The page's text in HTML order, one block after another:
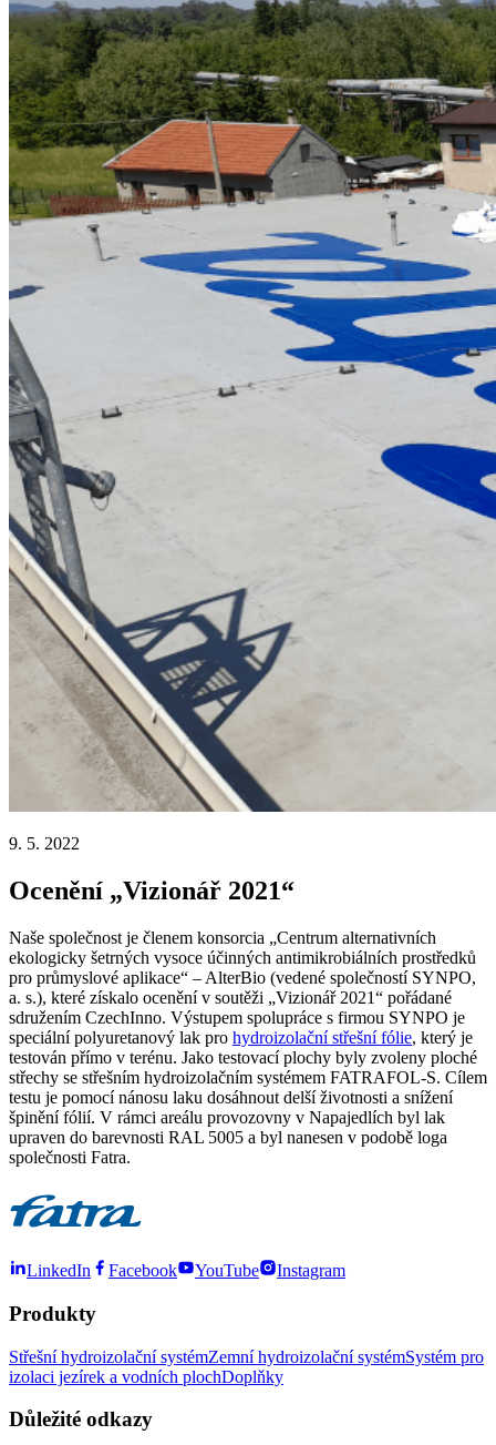
9. 5. 2022
Ocenění „Vizionář 2021“
Naše společnost je členem konsorcia „Centrum alternativních
ekologicky šetrných vysoce účinných antimikrobiálních prostředků
pro průmyslové aplikace“ – AlterBio (vedené společností SYNPO,
a. s.), které získalo ocenění v soutěži „Vizionář 2021“ pořádané
sdružením CzechInno. Výstupem spolupráce s firmou SYNPO je
speciální polyuretanový lak pro hydroizolační střešní fólie, který je
testován přímo v terénu. Jako testovací plochy byly zvoleny ploché
střechy se střešním hydroizolačním systémem FATRAFOL-S. Cílem
testu je pomocí nánosu laku dosáhnout delší životnosti a snížení
špinění fólií. V rámci areálu provozovny v Napajedlích byl lak
upraven do barevnosti RAL 5005 a byl nanesen v podobě loga
společnosti Fatra.
LinkedIn Facebook YouTube Instagram
Produkty
Střešní hydroizolační systémZemní hydroizolační systémSystém pro
izolaci jezírek a vodních plochDoplňky
Důležité odkazy